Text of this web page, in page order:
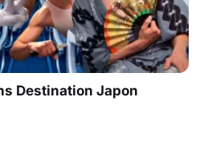
Destination Japon